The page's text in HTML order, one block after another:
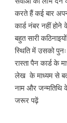
करते हैं कई बार
कार्ड नंबर नहीं
बहुत सारी
स्थिति में उसको
रास्ता पैन कार्ड के
लेख  के माध्यम से
नाम और जन्मतिथि
जरूर पढ़ें